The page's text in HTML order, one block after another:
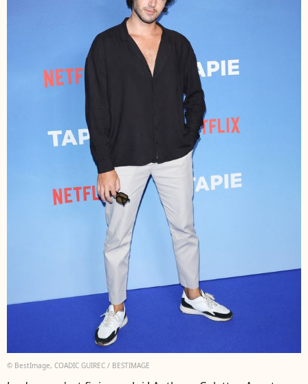
© BestImage, COADIC GUIREC / BESTIMAGE